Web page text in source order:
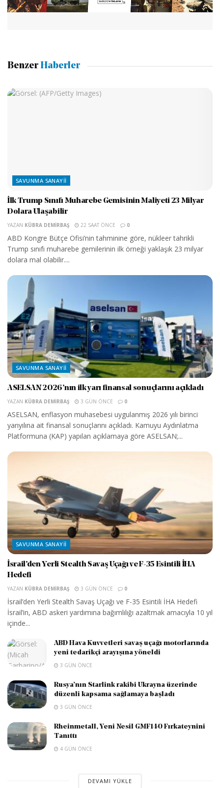
Benzer Haberler
SAVUNMA SANAYII
İlk Trump Sınıfı Muharebe Gemisinin Maliyeti 23 Milyar
Dolara Ulaşabilir
YAZAN KÜBRA DEMIRBAŞ 22 SAAT ÖNCE 0
ABD Kongre Bütçe Ofisi’nin tahminine göre, nükleer tahrikli
Trump sınıfı muharebe gemilerinin ilk örneği yaklaşık 23 milyar
dolara mal olabilir....
SAVUNMA SANAYII
ASELSAN 2026’nın ilk yarı finansal sonuçlarını açıkladı
YAZAN KÜBRA DEMIRBAŞ 3 GÜN ÖNCE 0
ASELSAN, enflasyon muhasebesi uygulanmış 2026 yılı birinci
yarıyılına ait finansal sonuçlarını açıkladı. Kamuyu Aydınlatma
Platformuna (KAP) yapılan açıklamaya göre ASELSAN;...
SAVUNMA SANAYII
İsrail’den Yerli Stealth Savaş Uçağı ve F-35 Esintili İHA
Hedefi
YAZAN KÜBRA DEMIRBAŞ 3 GÜN ÖNCE 0
İsrail’den Yerli Stealth Savaş Uçağı ve F-35 Esintili İHA Hedefi
İsrail’in, ABD askeri yardımına bağımlılığı azaltmak amacıyla 10 yıl
içinde...
ABD Hava Kuvvetleri savaş uçağı motorlarında
yeni tedarikçi arayışına yöneldi
3 GÜN ÖNCE
Rusya’nın Starlink rakibi Ukrayna üzerinde
düzenli kapsama sağlamaya başladı
3 GÜN ÖNCE
Rheinmetall, Yeni Nesil GMF140 Fırkateynini
Tanıttı
4 GÜN ÖNCE
DEVAMI YÜKLE